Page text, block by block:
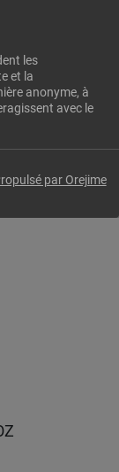
les
et la
anonyme, à
avec le
par Orejime
et
Rue
Rue de